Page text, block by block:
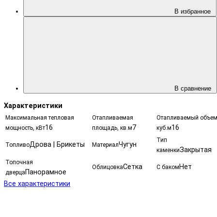
В избранное
В сравнение
Характеристики
Максимальная тепловая
мощность, кВт16
Отапливаемая
площадь, кв.м7
Отапливаемый
куб.м16
ТопливоДрова | Брикеты МатериалЧугун
Тип
каменкиЗакрытая
Топочная
дверца Панорамное
ОблицовкаСетка С баком Нет
Все характеристики